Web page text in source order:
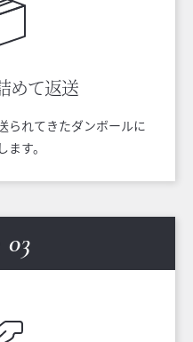
めて返送
られてきたダンボールに
す。
03